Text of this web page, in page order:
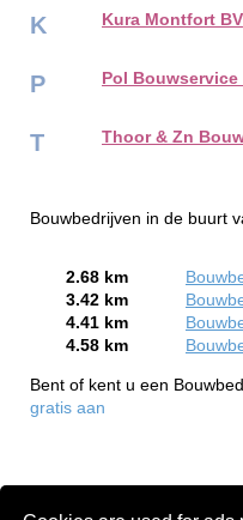
K Kura Montfort BV
P Pol Bouwservice
T Thoor & Zn
Bouwbedrijven in de buurt
2.68 km
3.42 km
4.41 km
4.58 km
Bent of kent u een
gratis aan